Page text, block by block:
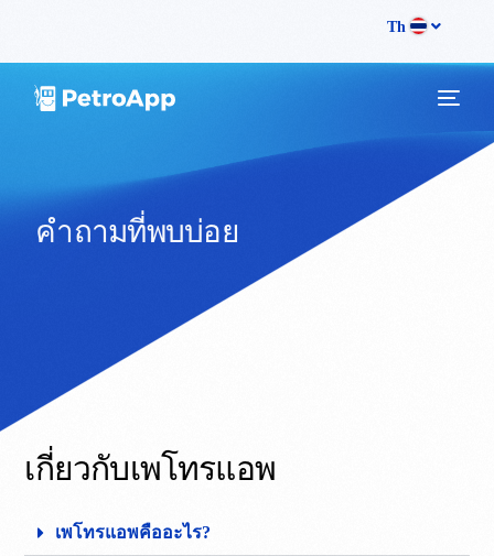
Th
คำถามที่พบบ่อย
เกี่ยวกับเพโทรแอพ
เพโทรแอพคืออะไร?